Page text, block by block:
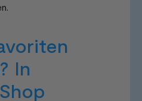
In